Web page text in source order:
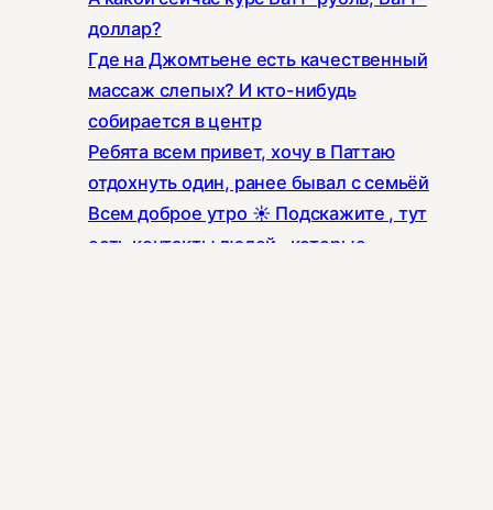
доллар?
Где на Джомтьене есть качественный
массаж слепых? И кто-нибудь
собирается в центр
Ребята всем привет, хочу в Паттаю
отдохнуть один, ранее бывал с семьёй
Всем доброе утро ☀️ Подскажите , тут
есть контакты людей , которые